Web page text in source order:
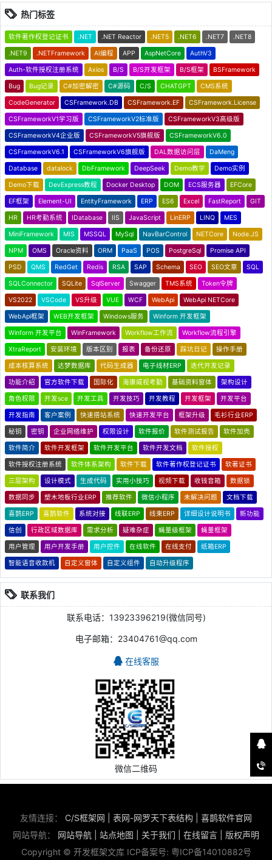
热门标签
软件著作权登记证书 .NET .NET Reactor .NET5 .NET6 .NET7 .NET8
.NET9 .NETFramework AI编程 APP AspNetCore AuthV3
Auth-软件授权注册系统 Axios B/S B/S开发框架 B/S框架 BSFramework
Bug Bug记录 C#加密解密 C#源码 C/S CHATGPT CMS系统
CodeGenerator CSFramework.DB CSFramework.EF CSFramework.License
CSFrameworkV1学习版 CSFrameworkV2标准版 CSFrameworkV3高级版
CSFrameworkV4企业版 CSFrameworkV5旗舰版 CSFrameworkV6.0
CSFrameworkV6.1 CSFrameworkV6旗舰版 DAL数据访问层 DaMeng
Database datalock DbFramework DeepSeek Demo教学 Demo实例
Demo下载 DevExpress教程 Docker Desktop DOM ECS服务器 EFCore
EF框架 Element-UI EntityFramework ERP ES6 Excel FastReport GIT
HR HR考勤系统 IDatabase IIS JavaScript LinERP LINQ MES
MiniFramework MIS MSSQL MySql NavBarControl NETCore Node.JS
NPM OMS Oracle资料 ORM PaaS POS PostgreSql Promise API
PSD QMS RedGet Redis RSA SAP Schema SEO SEO文章 SQL
SQLConnector SQLite SqlServer Swagger TMS系统 Token令牌
VS2022 VSCode VS升级 VUE WCF WebApi WebApi NETCore
WebApi框架 WEB开发框架 Windows服务 Winform 开发框架
Winform 开发平台 WinFramework Workflow工作流 Workflow流程引擎
XtraReport 安装环境 版本区别 报表 备份还原 踩坑日记 操作手册
成本核算系统 达梦数据库 代码生成器 电子线材ERP 迭代开发记录
功能介绍 官方软件下载 国际化 海康威视考勤 基础资料窗体 架构设计
角色权限 开发sce 开发工具 开发技巧 开发教程 开发框架 开发平台
开发指南 客户案例 快速搭站系统 快速开发平台 框架升级 毛衫行业ERP
秘钥 密钥 企业网络维护 权限设计 软件报价 软件测试报告 软件加壳
软件简介 软件开发框架 软件开发平台 软件开发文档 软件授权
软件授权注册系统 软件体系架构 软件下载 软件著作权登记证书 软著证书
三层架构 设计模式 生成代码 实用小技巧 视频下载 收钱音箱 数据锁
数据同步 塑木地板行业ERP 推荐软件 微信小程序 未解决问题 文档下载
喜鹊ERP 喜鹊软件 系统对接 线联ERP 线束ERP 详细设计说明书 新功能
信创 行政区域数据库 需求分析 疑难杂症 蝇量级框架 蝇量框架
用户管理 用户开发手册 用户控件 在线软件 在线支付 纸箱ERP
智能语音收款机 自定义窗体 自定义组件 自动升级程序
联系我们
联系电话：13923396219(微信同号)
电子邮箱：23404761@qq.com
在线客服
微信二维码
友情连接： C/S框架网 表网-网罗天下表结构
喜鹊软件官网
网站导航： 网站导航 站点地图 关于我们 在线留言
版权声明
Copyright © 开发框架文库 ICP备案号: 粤ICP备14010882号